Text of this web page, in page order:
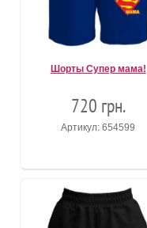
Шорты Супер мама!
720 грн.
Артикул: 654599